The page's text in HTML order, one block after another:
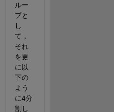
ルー
プと
し
て，
それ
を更
に以
下の
よう
に4分
割し